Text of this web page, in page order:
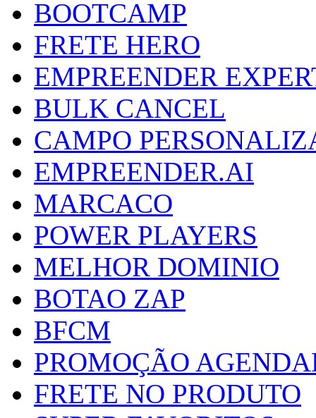
BOOTCAMP
FRETE HERO
EMPREENDER
BULK CANCEL
CAMPO
EMPREENDER.AI
MARCACO
POWER PLAYERS
MELHOR DOMINIO
BOTAO ZAP
BFCM
PROMOÇÃO
FRETE NO PRODUTO